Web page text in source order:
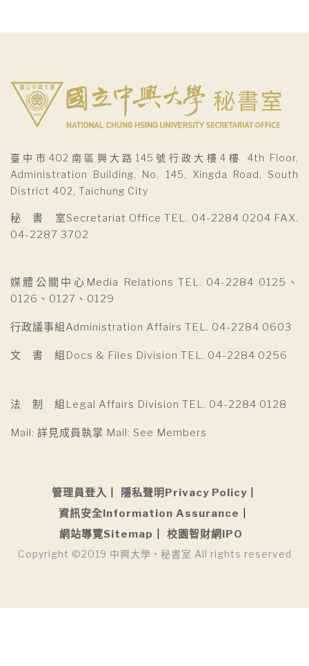
臺中市402南區興大路145號行政大樓4樓 4th Floor,
Administration Building, No. 145, Xingda Road, South
District 402, Taichung City
秘 書 室Secretariat Office TEL. 04-2284 0204 FAX.
04-2287 3702
媒體公關中心Media Relations TEL. 04-2284 0125、
0126、0127、0129
行政議事組Administration Affairs TEL. 04-2284 0603
文 書 組Docs & Files Division TEL. 04-2284 0256
法 制 組Legal Affairs Division TEL. 04-2284 0128
Mail: 詳見成員執掌 Mail: See Members
管理員登入
隱私聲明Privacy Policy
資訊安全Information Assurance
網站導覽Sitemap
校園智財網IPO
Copyright ©2019 中興大學 • 秘書室 All rights reserved